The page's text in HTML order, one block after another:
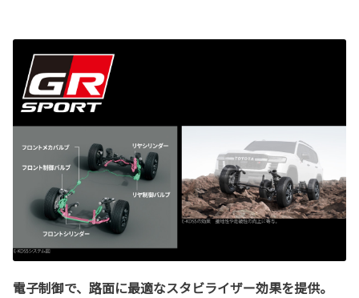
電子制御で、路面に最適なスタビライザー効果を提供。